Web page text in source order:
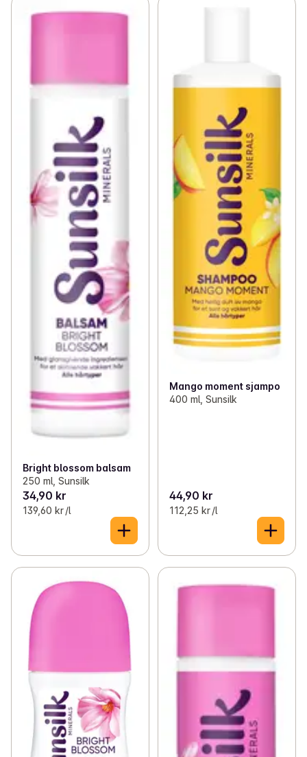
Bright blossom balsam
250 ml, Sunsilk
34,90 kr
139,60 kr /l
Mango moment sjampo
400 ml, Sunsilk
44,90 kr
112,25 kr /l